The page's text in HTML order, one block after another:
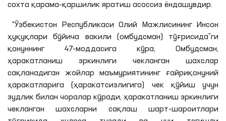
сохта қарама-қаршилик яратиш асоссиз ёндашувдир.
“Ўзбекистон Республикаси Олий Мажлисининг Инсон
ҳуқуқлари бўйича вакили (омбудсман) тўғрисида”ги
қонуннинг 47-моддасига кўра, Омбудсман,
ҳаракатланиш эркинлиги чекланган шахслар
сақланадиган жойлар маъмуриятининг ғайриқонуний
ҳаракатларига (ҳаракатсизлигига) чек қўйиш учун
зудлик билан чоралар кўради, ҳаракатланиш эркинлиги
чекланган шахсларни сақлаш шарт-шароитлари